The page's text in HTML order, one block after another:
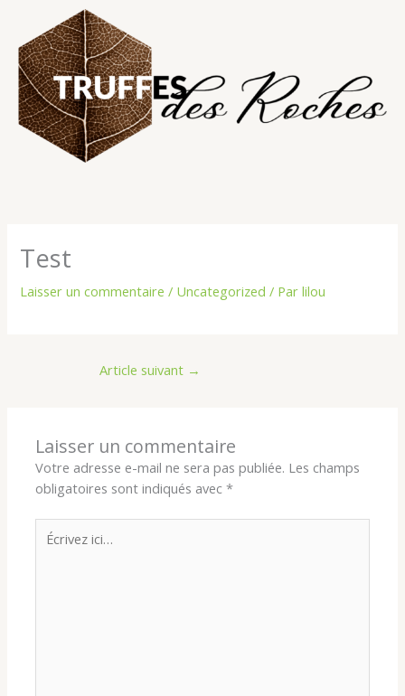
contenu
Test
Laisser un commentaire / Uncategorized / Parlilou
Article suivant →
Laisser un commentaire
Votre adresse e-mail ne sera pas publiée. Les champs
obligatoires sont indiqués avec*
Écrivez
ici…